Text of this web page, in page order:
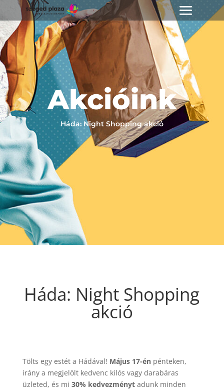
Akcióink
Háda: Night Shopping akció
Háda: Night Shopping
akció
Tölts egy estét a Hádával! Május 17-én pénteken,
irány a megjelölt kedvenc kilós vagy darabáras
üzleted, és mi 30% kedvezménytadunk minden